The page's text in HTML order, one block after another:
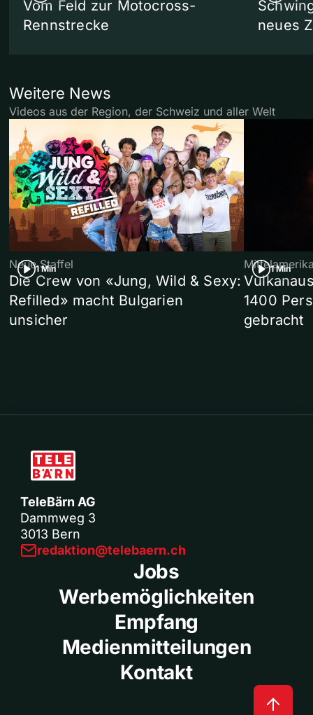
Vom Feld zur Motocross-
Rennstrecke
neues
Weitere News
Videos aus der Region, der Schweiz und aller Welt
1 Min
Neue Staffel
Die Crew von «Jung, Wild & Sexy:
Refilled» macht Bulgarien
unsicher
1 Min
1400
gebracht
TeleBärn AG
Dammweg 3
3013 Bern
redaktion@telebaern.ch
Jobs
Werbemöglichkeiten
Empfang
Medienmitteilungen
Kontakt